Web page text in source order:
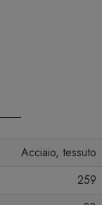
Acciaio, tessuto
259